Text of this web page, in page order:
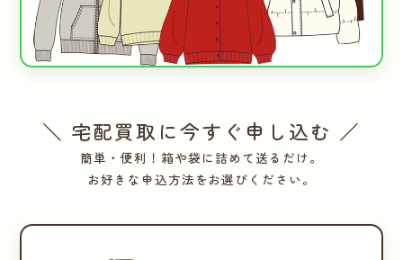
＼ 宅配買取に今すぐ申し込む ／
簡単・便利！箱や袋に詰めて送るだけ。
お好きな申込方法をお選びください。